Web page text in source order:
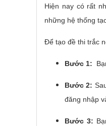
Hiện nay có rất
những hệ thống
Để tạo đề thi trắc
Bước 1:
Bước 2:
đăng nhập
Bước 3: